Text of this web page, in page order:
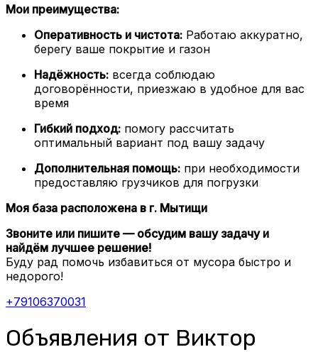
Мои преимущества:
Оперативность и чистота: Работаю аккуратно,
берегу ваше покрытие и газон
Надёжность: всегда соблюдаю
договорённости, приезжаю в удобное для вас
время
Гибкий подход: помогу рассчитать
оптимальный вариант под вашу задачу
Дополнительная помощь: при необходимости
предоставляю грузчиков для погрузки
Моя база расположена в г. Мытищи
Звоните или пишите — обсудим вашу задачу и
найдём лучшее решение!
Буду рад помочь избавиться от мусора быстро и
недорого!
+79106370031
Объявления от Виктор